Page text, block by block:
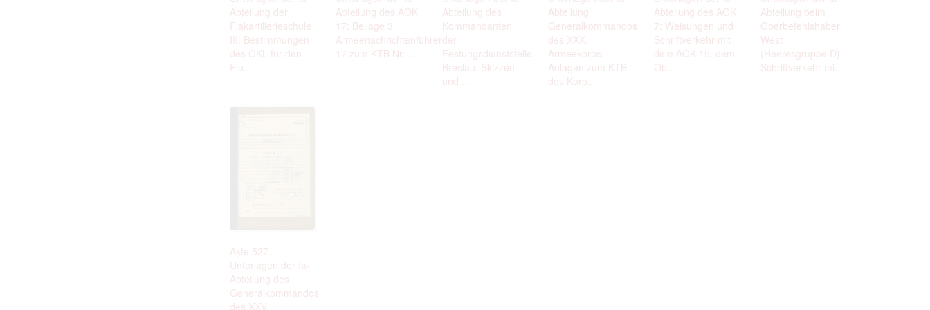
Abteilung der
Flakartillerieschule
III: Bestimmungen
des OKL für den
Flu...
Abteilung des AOK
17: Beilage 3
Armeenachrichtenführer
17 zum KTB Nr. ...
Abteilung des
Kommandanten
der
Festungsdienststelle
Breslau: Skizzen
und ...
Abteilung
Generalkommandos
des XXX.
Armeekorps:
Anlagen zum KTB
des Korp...
Abteilung des AOK
7: Weisungen und
Schriftverkehr mit
dem AOK 15, dem
Ob...
Abteilung beim
Oberbefehlshaber
West
(Heeresgruppe D):
Schriftverkehr mi...
Akte 527.
Unterlagen der Ia-
Abteilung des
Generalkommandos
des XXV.